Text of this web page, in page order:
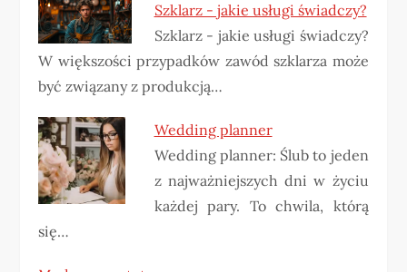
Szklarz - jakie usługi świadczy?
Szklarz - jakie usługi świadczy?
W większości przypadków zawód szklarza może
być związany z produkcją…
Wedding planner
Wedding planner: Ślub to jeden
z najważniejszych dni w życiu
każdej pary. To chwila, którą
się…